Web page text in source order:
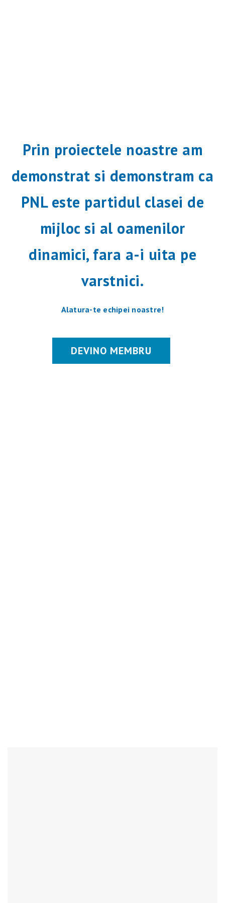
Prin proiectele noastre am
demonstrat si demonstram ca
PNL este partidul clasei de
mijloc si al oamenilor
dinamici, fara a-i uita pe
varstnici.
Alatura-te echipei noastre!
DEVINO MEMBRU